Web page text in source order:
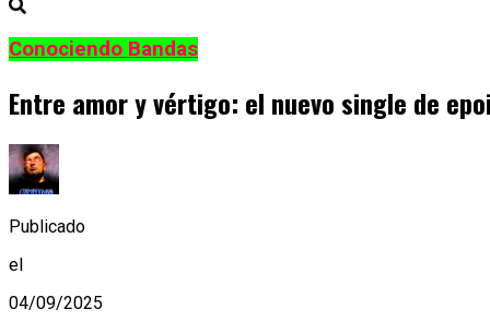
Conociendo Bandas
Entre amor y vértigo: el nuevo single de
Publicado
el
04/09/2025